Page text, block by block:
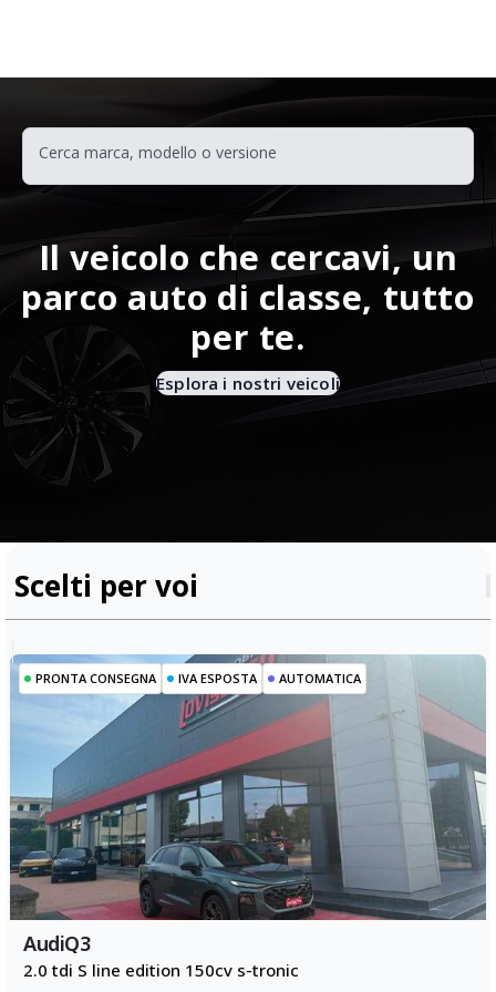
Consenti
Home
Vai al parco veicoli
Chi siamo
Servizi
Vendi il tuo veicolo
Contatti
Wishlist
Comparatore
Accedi
Il veicolo che cercavi, un
parco auto di classe, tutto
per te.
Esplora i nostri veicoli
Scelti per voi
PRONTA CONSEGNA IVA ESPOSTA AUTOMATICA
AudiQ3
2.0 tdi S line edition 150cv s-tronic